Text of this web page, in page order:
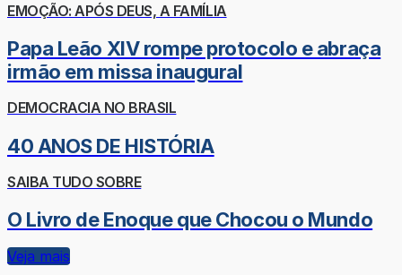
EMOÇÃO: APÓS DEUS, A FAMÍLIA
Papa Leão XIV rompe protocolo e abraça
irmão em missa inaugural
DEMOCRACIA NO BRASIL
40 ANOS DE HISTÓRIA
SAIBA TUDO SOBRE
O Livro de Enoque que Chocou o Mundo
Veja mais